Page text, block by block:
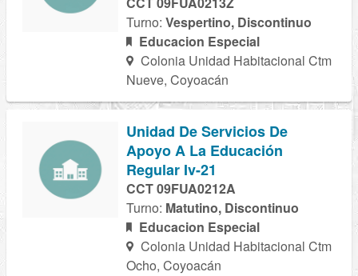
Turno: Vespertino, Discontinuo
Educacion Especial
Colonia Unidad Habitacional Ctm
Nueve, Coyoacán
Unidad De Servicios De
Apoyo A La Educación
Regular Iv-21
CCT 09FUA0212A
Turno: Matutino, Discontinuo
Educacion Especial
Colonia Unidad Habitacional Ctm
Ocho, Coyoacán